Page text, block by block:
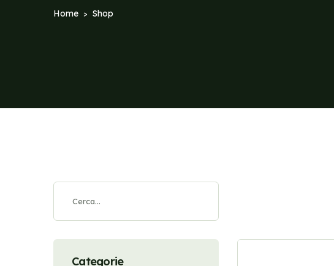
Home > Shop
Categorie